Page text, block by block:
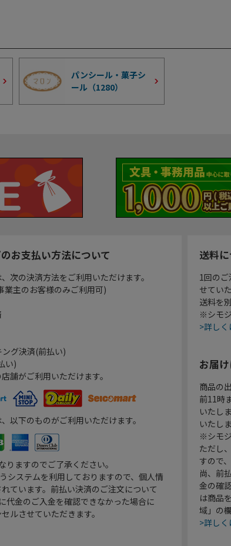
パンシール・菓子シ
ール（1280）
お支払い方法について
次の決済方法をご利用いただけます。
業主のお客様のみご利用可)
グ決済(前払い)
い)
舗がご利用いただけます。
以下のものがご利用いただけます。
りますのでご了承ください。
システムを利用しておりますので、個人情
ています。前払い決済のご注文について
代金のご入金を確認できなかった場合に
ルさせていただきます。
送料
1回の
せてい
送料を
※シモ
>詳し
お届
商品の
前11時
いたし
いたし
※シモ
ただし
すので
尚、前
金の確
は商品
域」の
>詳し